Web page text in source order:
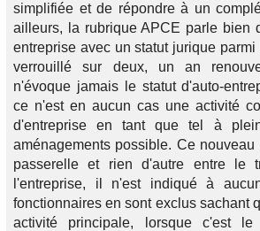
simplifiée et de répondre à un
ailleurs, la rubrique APCE parle bien
entreprise avec un statut jurique
verrouillé sur deux, un an
n'évoque jamais le statut d'auto-
ce n'est en aucun cas une activité
d'entreprise en tant que tel à
aménagements possible. Ce
passerelle et rien d'autre entre le
l'entreprise, il n'est indiqué à
fonctionnaires en sont exclus sachant
activité principale, lorsque c'est